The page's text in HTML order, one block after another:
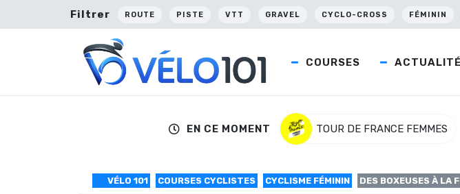
Filtrer ROUTE PISTE VTT GRAVEL CYCLO-CROSS FÉMININ
COURSES ACTUALITÉ
EN CE MOMENT TOUR DE FRANCE FEMMES
VÉLO 101 COURSES CYCLISTES CYCLISME FÉMININ DES BOXEUSES À LA